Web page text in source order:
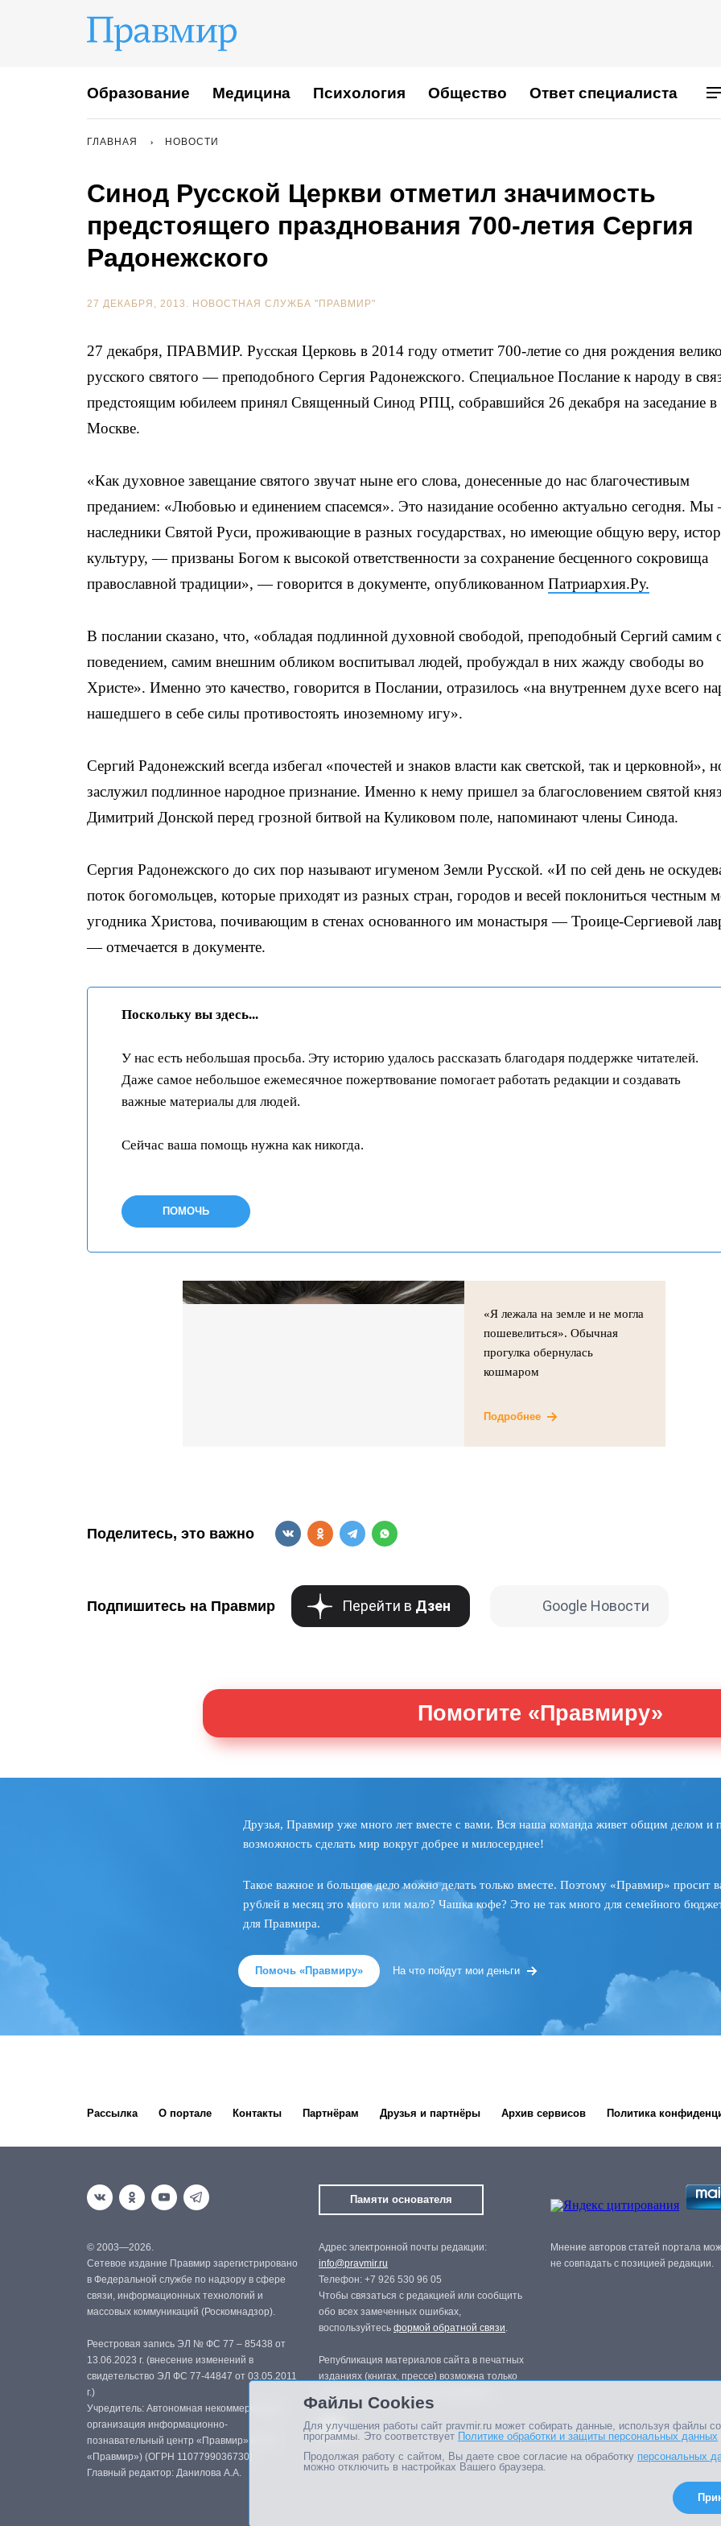
Образование Медицина Психология Общество Ответ специалиста
ГЛАВНАЯ НОВОСТИ
Синод Русской Церкви отметил значимость
предстоящего празднования 700-летия Сергия
Радонежского
27 ДЕКАБРЯ, 2013. НОВОСТНАЯ СЛУЖБА "ПРАВМИР"
27 декабря, ПРАВМИР. Русская Церковь в 2014 году отметит 700-летие со дня рождения
русского святого — преподобного Сергия Радонежского. Специальное Послание к народу в
предстоящим юбилеем принял Священный Синод РПЦ, собравшийся 26 декабря на заседание в
Москве.
«Как духовное завещание святого звучат ныне его слова, донесенные до нас благочестивым
преданием: «Любовью и единением спасемся». Это назидание особенно актуально сегодня.
наследники Святой Руси, проживающие в разных государствах, но имеющие общую веру,
культуру, — призваны Богом к высокой ответственности за сохранение бесценного сокровища
православной традиции», — говорится в документе, опубликованном Патриархия.Ру.
В послании сказано, что, «обладая подлинной духовной свободой, преподобный Сергий самим
поведением, самим внешним обликом воспитывал людей, пробуждал в них жажду свободы во
Христе». Именно это качество, говорится в Послании, отразилось «на внутреннем духе всего
нашедшего в себе силы противостоять иноземному игу».
Сергий Радонежский всегда избегал «почестей и знаков власти как светской, так и церковной»,
заслужил подлинное народное признание. Именно к нему пришел за благословением святой
Димитрий Донской перед грозной битвой на Куликовом поле, напоминают члены Синода.
Сергия Радонежского до сих пор называют игуменом Земли Русской. «И по сей день не
поток богомольцев, которые приходят из разных стран, городов и весей поклониться честным
угодника Христова, почивающим в стенах основанного им монастыря — Троице-Сергиевой
— отмечается в документе.
Поскольку вы здесь...
У нас есть небольшая просьба. Эту историю удалось рассказать благодаря поддержке читателей.
Даже самое небольшое ежемесячное пожертвование помогает работать редакции и создавать
важные материалы для людей.
Сейчас ваша помощь нужна как никогда.
ПОМОЧЬ
«Я лежала на земле и не могла
пошевелиться». Обычная
прогулка обернулась
кошмаром
Подробнее
Поделитесь, это важно
Подпишитесь на Правмир Перейти в Дзен Google Новости
Помогите «Правмиру»
Друзья, Правмир уже много лет вместе с вами. Вся наша команда живет общим делом и
возможность сделать мир вокруг добрее и милосерднее!
Такое важное и большое дело можно делать только вместе. Поэтому «Правмир» просит
рублей в месяц это много или мало? Чашка кофе? Это не так много для семейного
для Правмира.
Помочь «Правмиру» На что пойдут мои деньги
Рассылка О портале Контакты Партнёрам Друзья и партнёры Архив сервисов Политика
Памяти основателя
© 2003—2026.
Сетевое издание Правмир зарегистрировано
в Федеральной службе по надзору в сфере
связи, информационных технологий и
массовых коммуникаций (Роскомнадзор).
Реестровая запись ЭЛ № ФС 77 – 85438 от
13.06.2023 г. (внесение изменений в
свидетельство ЭЛ ФС 77-44847 от 03.05.2011
г.)
Учредитель: Автономная некоммерческая
организация информационно-
познавательный центр «Правмир» (АНО
«Правмир») (ОГРН 1107799036730)
Главный редактор: Данилова А.А.
Адрес электронной почты редакции:
info@pravmir.ru
Телефон: +7 926 530 96 05
Чтобы связаться с редакцией или сообщить
обо всех замеченных ошибках,
воспользуйтесь формой обратной связи.
Републикация материалов сайта в печатных
изданиях (книгах, прессе) возможна только
Мнение авторов статей портала
не совпадать с позицией редакции.
Файлы Cookies
Для улучшения работы сайт pravmir.ru может собирать данные, используя файлы
программы. Это соответствует Политике обработки и защиты персональных данных
Продолжая работу с сайтом, Вы даете свое согласие на обработку персональных
можно отключить в настройках Вашего браузера.